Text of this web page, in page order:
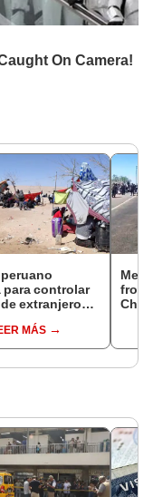
para controlar
extranjeros
MÁS